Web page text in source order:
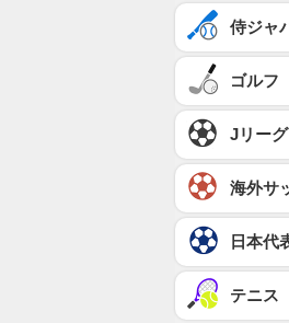
侍ジャ
ゴルフ
Jリーグ
海外サ
日本代
テニス